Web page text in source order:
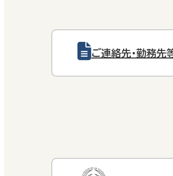
ご連絡先・勤務先